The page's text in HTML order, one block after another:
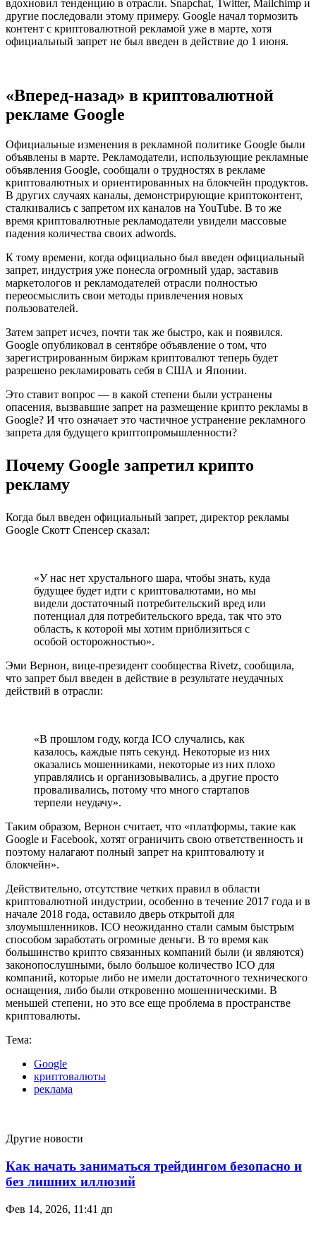
вдохновил тенденцию в отрасли. Snapchat, Twitter, Mailchimp и
другие последовали этому примеру. Google начал тормозить
контент с криптовалютной рекламой уже в марте, хотя
официальный запрет не был введен в действие до 1 июня.
«Вперед-назад» в криптовалютной
рекламе Google
Официальные изменения в рекламной политике Google были
объявлены в марте. Рекламодатели, использующие рекламные
объявления Google, сообщали о трудностях в рекламе
криптовалютных и ориентированных на блокчейн продуктов.
В других случаях каналы, демонстрирующие криптоконтент,
сталкивались с запретом их каналов на YouTube. В то же
время криптовалютные рекламодатели увидели массовые
падения количества своих adwords.
К тому времени, когда официально был введен официальный
запрет, индустрия уже понесла огромный удар, заставив
маркетологов и рекламодателей отрасли полностью
переосмыслить свои методы привлечения новых
пользователей.
Затем запрет исчез, почти так же быстро, как и появился.
Google опубликовал в сентябре объявление о том, что
зарегистрированным биржам криптовалют теперь будет
разрешено рекламировать себя в США и Японии.
Это ставит вопрос — в какой степени были устранены
опасения, вызвавшие запрет на размещение крипто рекламы в
Google? И что означает это частичное устранение рекламного
запрета для будущего криптопромышленности?
Почему Google запретил крипто
рекламу
Когда был введен официальный запрет, директор рекламы
Google Скотт Спенсер сказал:
«У нас нет хрустального шара, чтобы знать, куда
будущее будет идти с криптовалютами, но мы
видели достаточный потребительский вред или
потенциал для потребительского вреда, так что это
область, к которой мы хотим приблизиться с
особой осторожностью».
Эми Вернон, вице-президент сообщества Rivetz, сообщила,
что запрет был введен в действие в результате неудачных
действий в отрасли:
«В прошлом году, когда ICO случались, как
казалось, каждые пять секунд. Некоторые из них
оказались мошенниками, некоторые из них плохо
управлялись и организовывались, а другие просто
проваливались, потому что много стартапов
терпели неудачу».
Таким образом, Вернон считает, что «платформы, такие как
Google и Facebook, хотят ограничить свою ответственность и
поэтому налагают полный запрет на криптовалюту и
блокчейн».
Действительно, отсутствие четких правил в области
криптовалютной индустрии, особенно в течение 2017 года и в
начале 2018 года, оставило дверь открытой для
злоумышленников. ICO неожиданно стали самым быстрым
способом заработать огромные деньги. В то время как
большинство крипто связанных компаний были (и являются)
законопослушными, было большое количество ICO для
компаний, которые либо не имели достаточного технического
оснащения, либо были откровенно мошенническими. В
меньшей степени, но это все еще проблема в пространстве
криптовалюты.
Тема:
Google
криптовалюты
реклама
Другие новости
Как начать заниматься трейдингом безопасно и
без лишних иллюзий
Фев 14, 2026, 11:41 дп